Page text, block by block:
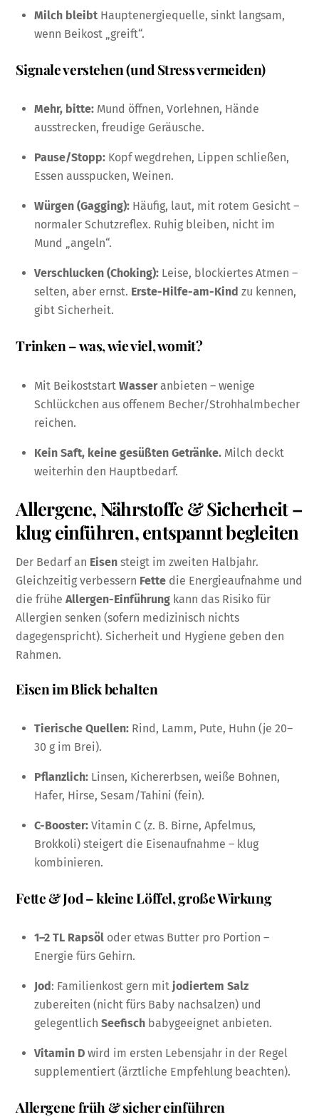
Milch bleibt Hauptenergiequelle, sinkt langsam,
wenn Beikost „greift“.
Signale verstehen (und Stress vermeiden)
Mehr, bitte: Mund öffnen, Vorlehnen, Hände
ausstrecken, freudige Geräusche.
Pause/Stopp: Kopf wegdrehen, Lippen schließen,
Essen ausspucken, Weinen.
Würgen (Gagging): Häufig, laut, mit rotem Gesicht –
normaler Schutzreflex. Ruhig bleiben, nicht im
Mund „angeln“.
Verschlucken (Choking): Leise, blockiertes Atmen –
selten, aber ernst. Erste-Hilfe-am-Kind zu kennen,
gibt Sicherheit.
Trinken – was, wie viel, womit?
Mit Beikoststart Wasseranbieten – wenige
Schlückchen aus offenem Becher/Strohhalmbecher
reichen.
Kein Saft, keine gesüßten Getränke. Milch deckt
weiterhin den Hauptbedarf.
Allergene, Nährstoffe & Sicherheit –
klug einführen, entspannt begleiten
Der Bedarf an Eisen steigt im zweiten Halbjahr.
Gleichzeitig verbessern Fette die Energieaufnahme und
die früheAllergen-Einführung kann das Risiko für
Allergien senken (sofern medizinisch nichts
dagegenspricht). Sicherheit und Hygiene geben den
Rahmen.
Eisen im Blick behalten
Tierische Quellen: Rind, Lamm, Pute, Huhn (je 20–
30 g im Brei).
Pflanzlich: Linsen, Kichererbsen, weiße Bohnen,
Hafer, Hirse, Sesam/Tahini (fein).
C-Booster: Vitamin C (z. B. Birne, Apfelmus,
Brokkoli) steigert die Eisenaufnahme – klug
kombinieren.
Fette & Jod – kleine Löffel, große Wirkung
1–2 TL Rapsöl oder etwas Butter pro Portion –
Energie fürs Gehirn.
Jod : Familienkost gern mit jodiertem Salz
zubereiten (nicht fürs Baby nachsalzen) und
gelegentlich Seefisch babygeeignet anbieten.
Vitamin D wird im ersten Lebensjahr in der Regel
supplementiert (ärztliche Empfehlung beachten).
Allergene früh & sicher einführen